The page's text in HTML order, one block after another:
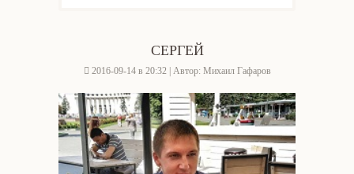
СЕРГЕЙ
2016-09-14 в 20:32 | Автор: Михаил Гафаров